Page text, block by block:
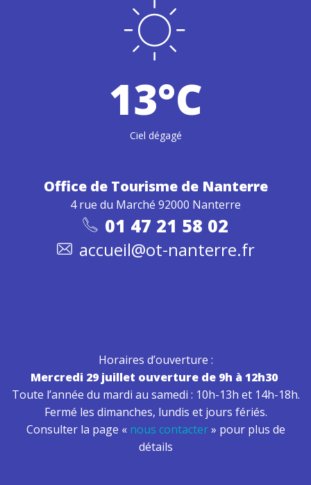
13°C
Ciel dégagé
Office de Tourisme de Nanterre
4 rue du Marché 92000 Nanterre
01 47 21 58 02
accueil@ot-nanterre.fr
Horaires d’ouverture :
Mercredi 29 juillet ouverture de 9h à 12h30
Toute l’année du mardi au samedi : 10h-13h et 14h-18h.
Fermé les dimanches, lundis et jours fériés.
Consulter la page « nous contacter» pour plus de
détails